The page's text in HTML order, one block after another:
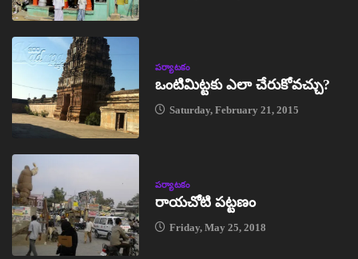
పర్యాటకం
ఒంటిమిట్టకు ఎలా చేరుకోవచ్చు?
Saturday, February 21, 2015
పర్యాటకం
రాయచోటి పట్టణం
Friday, May 25, 2018